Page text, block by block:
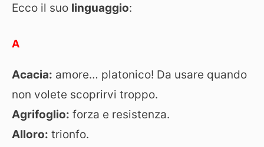
Ecco il suo linguaggio:
A
Acacia: amore… platonico! Da usare quando
non volete scoprirvi troppo.
Agrifoglio: forza e resistenza.
Alloro: trionfo.